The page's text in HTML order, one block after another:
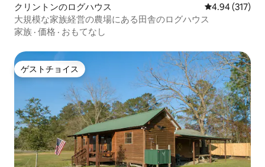
クリントンのログハウス レビュー317
4.94 (317)
大規模な家族経営の農場にある田舎のログハウス
家族 · 価格 · おもてなし
ゲストチョイス
ゲストチョイス